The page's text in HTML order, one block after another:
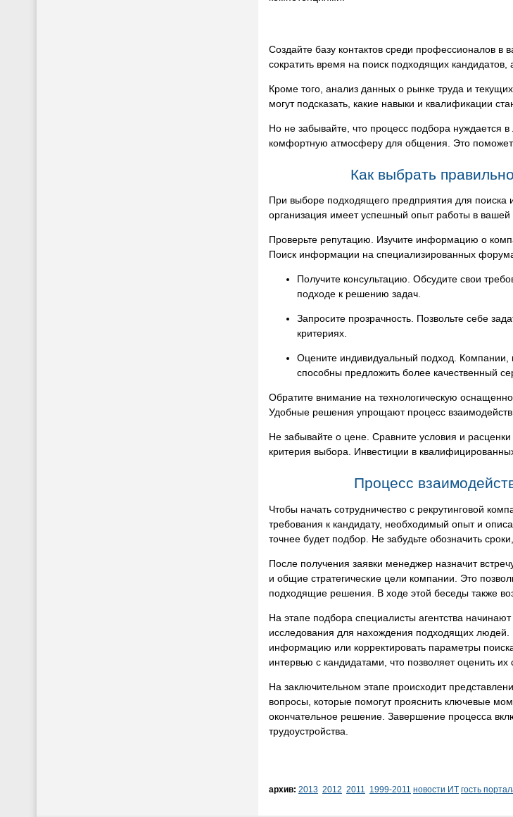
Создайте базу контактов среди профессионалов
сократить время на поиск подходящих кандидатов,
Кроме того, анализ данных о рынке труда и
могут подсказать, какие навыки и квалификации
Но не забывайте, что процесс подбора нуждается
комфортную атмосферу для общения. Это
Как выбрать
При выборе подходящего предприятия для поиска
организация имеет успешный опыт работы в вашей
Проверьте репутацию. Изучите информацию о
Поиск информации на специализированных
Получите консультацию. Обсудите свои
подходе к решению задач.
Запросите прозрачность. Позвольте себе
критериях.
Оцените индивидуальный подход. Компании,
способны предложить более качественный
Обратите внимание на технологическую
Удобные решения упрощают процесс
Не забывайте о цене. Сравните условия и
критерия выбора. Инвестиции в
Процесс
Чтобы начать сотрудничество с рекрутинговой
требования к кандидату, необходимый опыт и
точнее будет подбор. Не забудьте обозначить
После получения заявки менеджер назначит
и общие стратегические цели компании. Это
подходящие решения. В ходе этой беседы также
На этапе подбора специалисты агентства
исследования для нахождения подходящих людей.
информацию или корректировать параметры
интервью с кандидатами, что позволяет оценить
На заключительном этапе происходит
вопросы, которые помогут прояснить ключевые
окончательное решение. Завершение процесса
трудоустройства.
архив: 2013 2012 2011 1999-2011 новости ИТ гость